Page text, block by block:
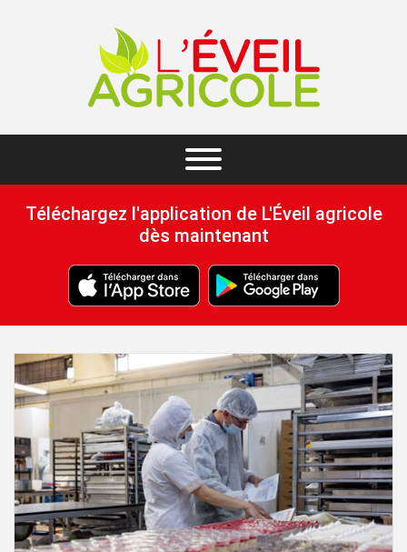
Téléchargez l'application de L'Éveil agricole
dès maintenant